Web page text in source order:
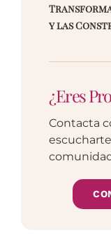
y las
¿Eres
Contacta